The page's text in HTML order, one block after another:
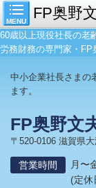
MENU FP奥野
60歳以上現役社長の老
労務財務の専門家・FP
中小企業社長さまの
ます。
FP奥野文
〒520-0106 滋賀県
営業時間
月〜
(定休